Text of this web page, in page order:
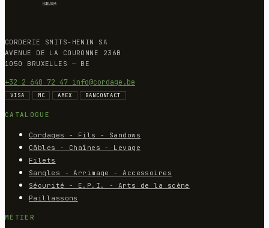
CORDERIE SMITS-HENIN SA
AVENUE DE LA COURONNE 236B
1050 BRUXELLES — BE
+32 2 640 72 47 info@cordage.be
VISA MC AMEX BANCONTACT
CATALOGUE
Cordages - Fils - Sandows
Câbles - Chaînes - Levage
Filets
Sangles - Arrimage - Accessoires
Sécurité - E.P.I. - Arts de la scène
Paillassons
MÉTIER